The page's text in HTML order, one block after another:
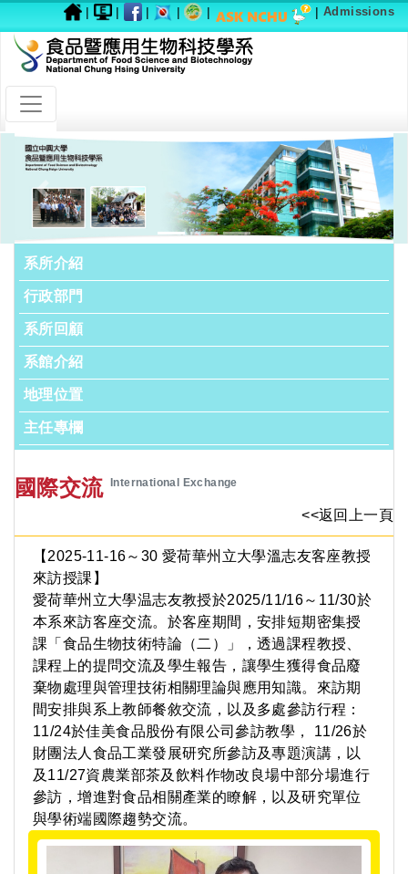
| | | | | | Admissions
Previous Next
系所介紹
行政部門
系所回顧
系館介紹
地理位置
主任專欄
國際交流 International Exchange
<<返回上一頁
【2025-11-16～30 愛荷華州立大學溫志友客座教授
來訪授課】
愛荷華州立大學温志友教授於2025/11/16～11/30於
本系來訪客座交流。於客座期間，安排短期密集授
課「食品生物技術特論（二）」，透過課程教授、
課程上的提問交流及學生報告，讓學生獲得食品廢
棄物處理與管理技術相關理論與應用知識。來訪期
間安排與系上教師餐敘交流，以及多處參訪行程：
11/24於佳美食品股份有限公司參訪教學， 11/26於
財團法人食品工業發展研究所參訪及專題演講，以
及11/27資農業部茶及飲料作物改良場中部分場進行
參訪，增進對食品相關產業的瞭解，以及研究單位
與學術端國際趨勢交流。